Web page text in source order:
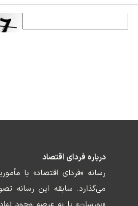
درباره فردای اقتصاد
رسانه «فردای اقتصاد» با